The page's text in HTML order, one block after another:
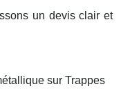
un devis clair et
sur Trappes